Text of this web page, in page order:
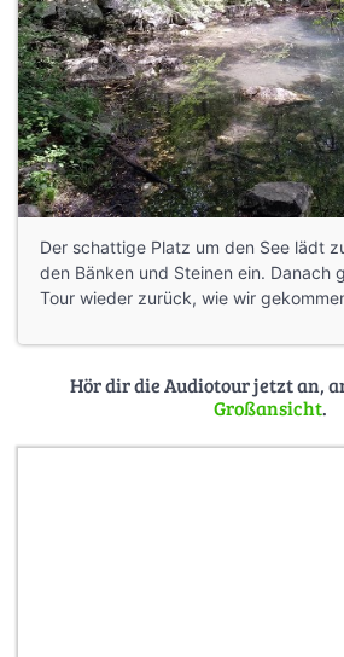
Der schattige Platz um den See lädt
den Bänken und Steinen ein. Danach
Tour wieder zurück, wie wir
Hör dir die Audiotour jetzt an,
Großansicht.